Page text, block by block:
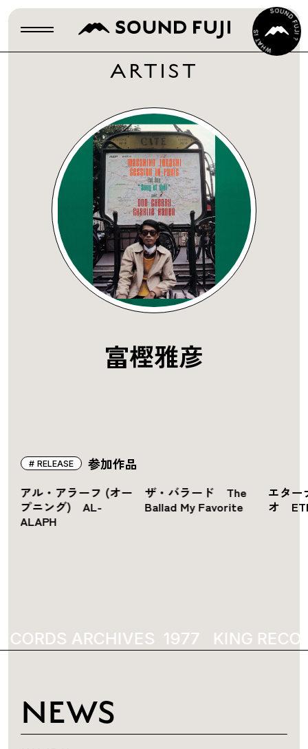
ARTIST
富樫雅彦
参加作品
RELEASE
アル・アラーフ (オー
プニング) AL-
ALAPH
ザ・バラード The
Ballad My Favorite
エター
オ
ARCHIVES 1977 KING
NEWS